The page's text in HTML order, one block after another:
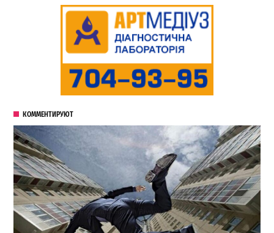
КОММЕНТИРУЮТ